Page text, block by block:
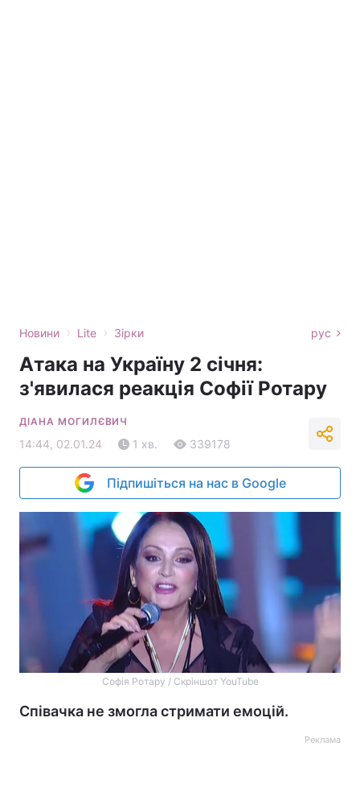
Новини › Lite › Зірки рус
Атака на Україну 2 січня:
з'явилася реакція Софії Ротару
ДІАНА МОГИЛЄВИЧ
14:44, 02.01.24 1 хв. 339178
Підпишіться на нас в Google
Софія Ротару / Скріншот YouTube
Співачка не змогла стримати емоцій.
Реклама